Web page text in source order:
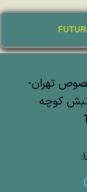
مخصوص تهران-
کوچه